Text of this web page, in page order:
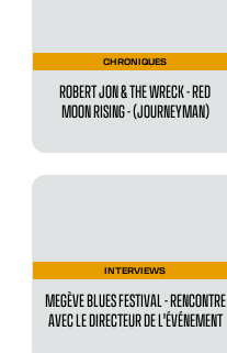
CHRONIQUES
ROBERT JON & THE WRECK - RED
MOON RISING - (JOURNEYMAN)
INTERVIEWS
MEGÈVE BLUES FESTIVAL - RENCONTRE
AVEC LE DIRECTEUR DE L'ÉVÉNEMENT